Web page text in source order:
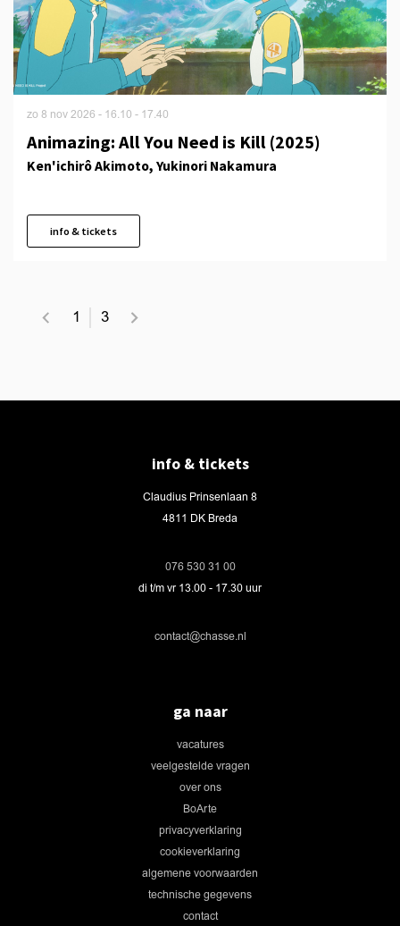
Animazing: All You Need is Kill (2025)
Ken'ichirô Akimoto, Yukinori Nakamura
zo 8 nov 2026 - 16.10 - 17.40
info & tickets
1 3
info & tickets
Claudius Prinsenlaan 8
4811 DK Breda
076 530 31 00
di t/m vr 13.00 - 17.30 uur
contact@chasse.nl
ga naar
vacatures
veelgestelde vragen
over ons
BoArte
privacyverklaring
cookieverklaring
algemene voorwaarden
technische gegevens
contact